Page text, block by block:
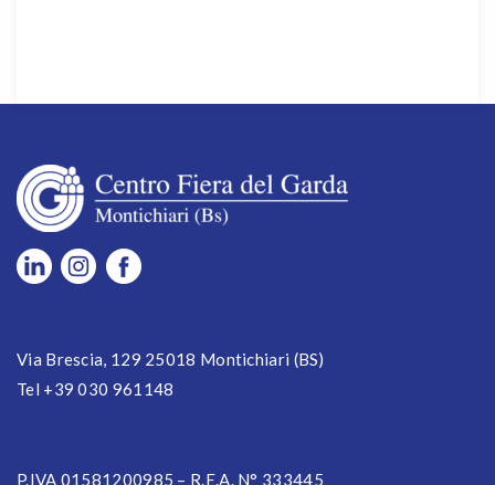
Via Brescia, 129 25018 Montichiari (BS)
Tel +39 030 961148
P.IVA 01581200985 – R.E.A. N° 333445